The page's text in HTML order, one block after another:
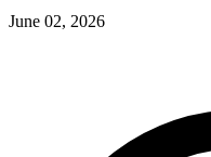
June 02, 2026